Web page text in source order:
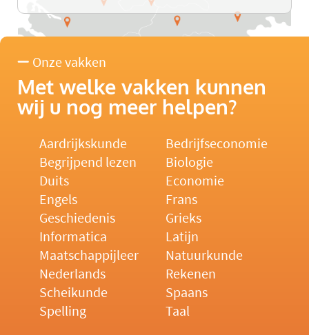
Onze vakken
Met welke vakken kunnen
wij u nog meer helpen?
Aardrijkskunde
Bedrijfseconomie
Begrijpend lezen
Biologie
Duits
Economie
Engels
Frans
Geschiedenis
Grieks
Informatica
Latijn
Maatschappijleer
Natuurkunde
Nederlands
Rekenen
Scheikunde
Spaans
Spelling
Taal